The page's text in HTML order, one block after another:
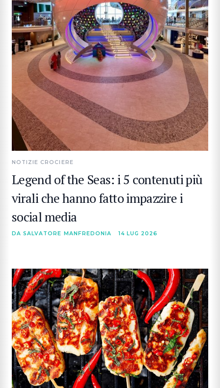
NOTIZIE CROCIERE
Legend of the Seas: i 5 contenuti più
virali che hanno fatto impazzire i
social media
DA SALVATORE MANFREDONIA 14 LUG 2026